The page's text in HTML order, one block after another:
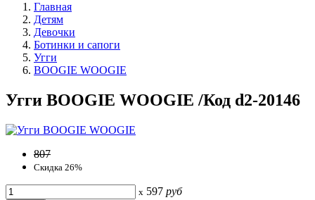
Главная
Детям
Девочки
Ботинки и сапоги
Угги
BOOGIE WOOGIE
Угги BOOGIE WOOGIE /Код d2-20146
807
Скидка 26%
x 597 руб